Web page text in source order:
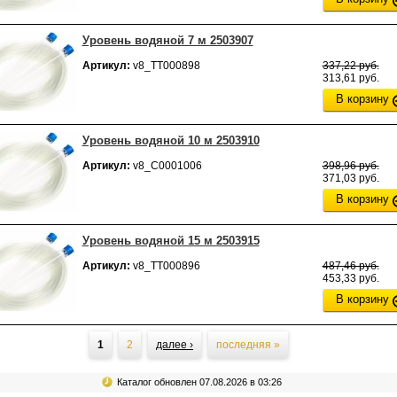
Уровень водяной 7 м 2503907
Артикул: v8_ТТ000898
337,22 руб.
313,61 руб.
В корзину
Уровень водяной 10 м 2503910
Артикул: v8_С0001006
398,96 руб.
371,03 руб.
В корзину
Уровень водяной 15 м 2503915
Артикул: v8_ТТ000896
487,46 руб.
453,33 руб.
В корзину
1 2 далее › последняя »
Каталог обновлен 07.08.2026 в 03:26